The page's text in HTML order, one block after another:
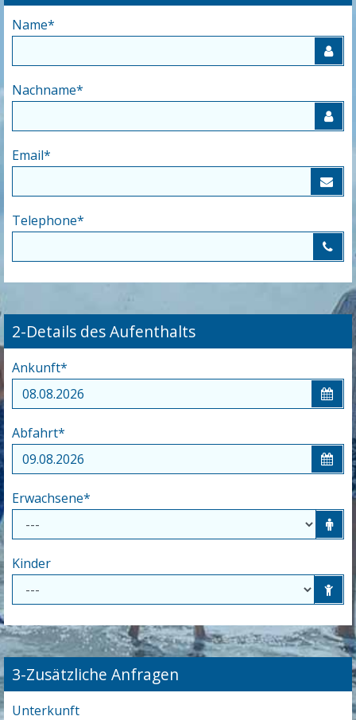
Name*
Nachname*
Email*
Telephone*
2-Details des Aufenthalts
Ankunft*
Abfahrt*
Erwachsene*
Kinder
3-Zusätzliche Anfragen
Unterkunft